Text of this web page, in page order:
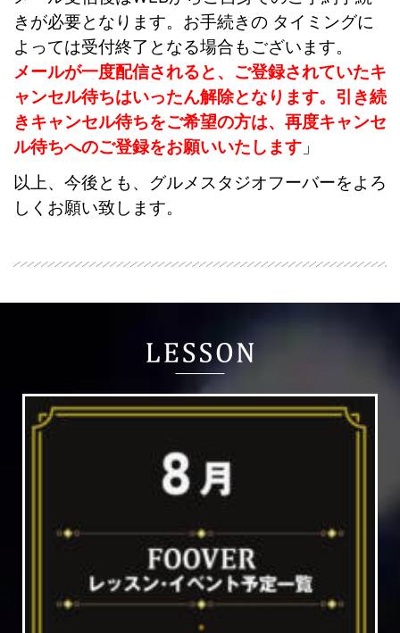
きが必要となります。お手続きの タイミングに
よっては受付終了となる場合もございます。
メールが一度配信されると、ご登録されていたキ
ャンセル待ちはいったん解除となります。引き続
きキャンセル待ちをご希望の方は、再度キャンセ
ル待ちへのご登録をお願いいたします 」
以上、今後とも、グルメスタジオフーバーをよろ
しくお願い致します。